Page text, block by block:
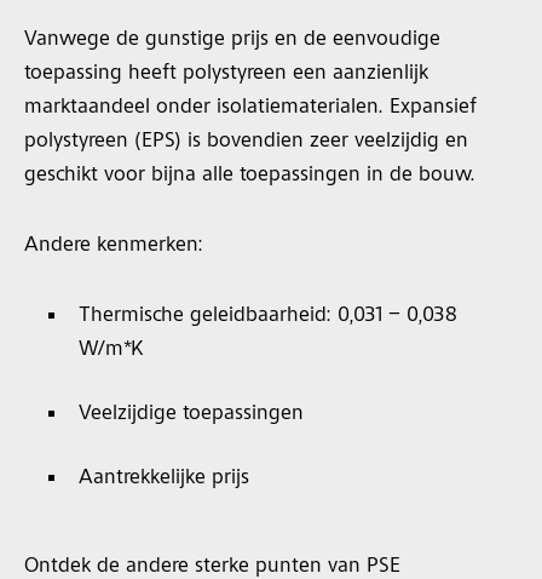
Vanwege de gunstige prijs en de eenvoudige
toepassing heeft polystyreen een aanzienlijk
marktaandeel onder isolatiematerialen. Expansief
polystyreen (EPS) is bovendien zeer veelzijdig en
geschikt voor bijna alle toepassingen in de bouw.
Andere kenmerken:
Thermische geleidbaarheid: 0,031 – 0,038
W/m*K
Veelzijdige toepassingen
Aantrekkelijke prijs
Ontdek de andere sterke punten van PSE